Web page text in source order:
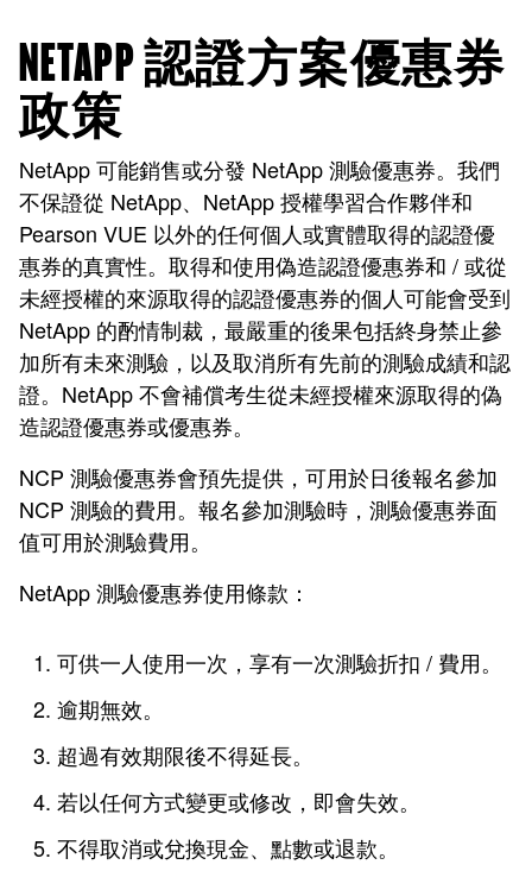
NETAPP 認證方案優惠券
政策
NetApp 可能銷售或分發 NetApp 測驗優惠券。我們
不保證從 NetApp、NetApp 授權學習合作夥伴和
Pearson VUE 以外的任何個人或實體取得的認證優
惠券的真實性。取得和使用偽造認證優惠券和 / 或從
未經授權的來源取得的認證優惠券的個人可能會受到
NetApp 的酌情制裁，最嚴重的後果包括終身禁止參
加所有未來測驗，以及取消所有先前的測驗成績和認
證。NetApp 不會補償考生從未經授權來源取得的偽
造認證優惠券或優惠券。
NCP 測驗優惠券會預先提供，可用於日後報名參加
NCP 測驗的費用。報名參加測驗時，測驗優惠券面
值可用於測驗費用。
NetApp 測驗優惠券使用條款：
可供一人使用一次，享有一次測驗折扣 / 費用。
逾期無效。
超過有效期限後不得延長。
若以任何方式變更或修改，即會失效。
不得取消或兌換現金、點數或退款。